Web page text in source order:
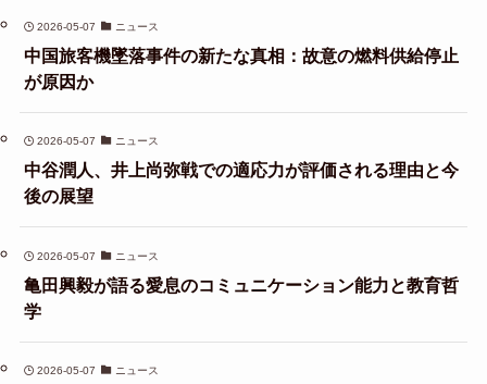
2026-05-07 ニュース
中国旅客機墜落事件の新たな真相：故意の燃料供給停止
が原因か
2026-05-07 ニュース
中谷潤人、井上尚弥戦での適応力が評価される理由と今
後の展望
2026-05-07 ニュース
亀田興毅が語る愛息のコミュニケーション能力と教育哲
学
2026-05-07 ニュース